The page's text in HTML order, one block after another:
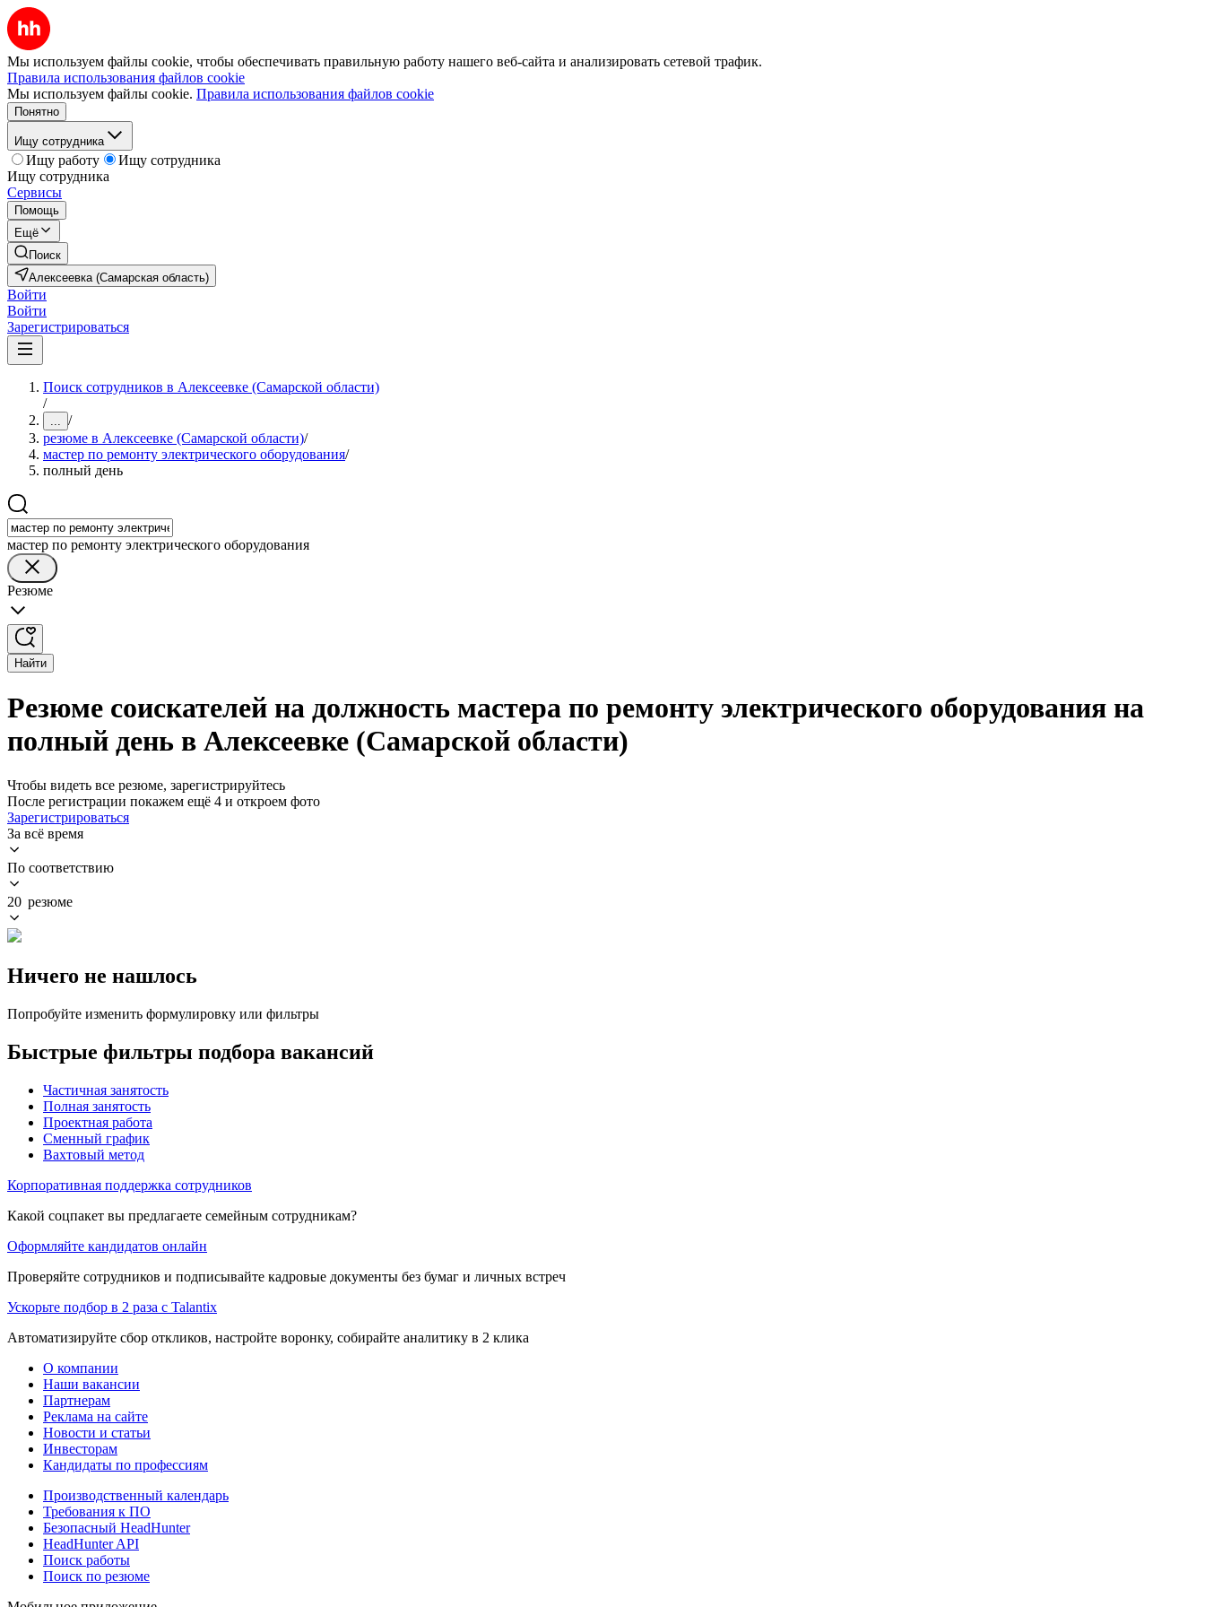
Мы используем файлы cookie, чтобы обеспечивать правильную работу нашего веб-сайта и анализировать сетевой трафик.
Правила использования файлов cookie
Мы используем файлы cookie. Правила использования файлов cookie
Понятно
Ищу сотрудника
Ищу работу
Ищу сотрудника
Ищу сотрудника
Сервисы
Помощь
Ещё
Поиск
Алексеевка (Самарская область)
Войти
Войти
Зарегистрироваться
Поиск сотрудников в Алексеевке (Самарской области)
/
... /
резюме в Алексеевке (Самарской области)/
мастер по ремонту электрического оборудования/
полный день
мастер по ремонту электрического оборудования
Резюме
Найти
Резюме соискателей на должность мастера по ремонту электрического оборудования на
полный день в Алексеевке (Самарской области)
Чтобы видеть все резюме, зарегистрируйтесь
После регистрации покажем ещё 4 и откроем фото
Зарегистрироваться
За всё время
По соответствию
20 резюме
Ничего не нашлось
Попробуйте изменить формулировку или фильтры
Быстрые фильтры подбора вакансий
Частичная занятость
Полная занятость
Проектная работа
Сменный график
Вахтовый метод
Корпоративная поддержка сотрудников
Какой соцпакет вы предлагаете семейным сотрудникам?
Оформляйте кандидатов онлайн
Проверяйте сотрудников и подписывайте кадровые документы без бумаг и личных встреч
Ускорьте подбор в 2 раза с Talantix
Автоматизируйте сбор откликов, настройте воронку, собирайте аналитику в 2 клика
О компании
Наши вакансии
Партнерам
Реклама на сайте
Новости и статьи
Инвесторам
Кандидаты по профессиям
Производственный календарь
Требования к ПО
Безопасный HeadHunter
HeadHunter API
Поиск работы
Поиск по резюме